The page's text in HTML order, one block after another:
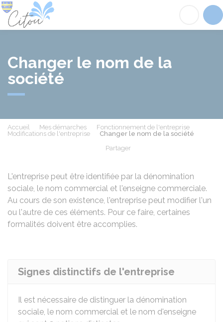
Changer le nom de la
société
Accueil Mes démarches
Fonctionnement de l'entreprise
Modifications de l'entreprise
Changer le nom de la société
Partager
L'entreprise peut être identifiée par la dénomination
sociale, le nom commercial et l'enseigne commerciale.
Au cours de son existence, l'entreprise peut modifier l'un
ou l'autre de ces éléments. Pour ce faire, certaines
formalités doivent être accomplies.
Signes distinctifs de l'entreprise
Il est nécessaire de distinguer la dénomination
sociale, le nom commercial et le nom d'enseigne